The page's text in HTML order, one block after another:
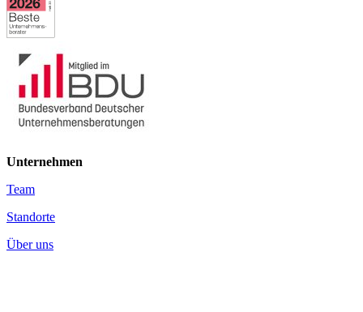
Unternehmen
Team
Standorte
Über uns